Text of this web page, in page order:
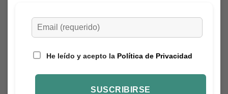
He leído y acepto la Política de Privacidad